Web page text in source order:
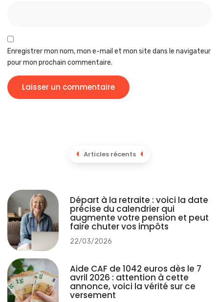
Enregistrer mon nom, mon e-mail et mon site dans le navigateur
pour mon prochain commentaire.
Articles récents
Départ à la retraite : voici la date
précise du calendrier qui
augmente votre pension et peut
faire chuter vos impôts
22/03/2026
Aide CAF de 1042 euros dès le 7
avril 2026 : attention à cette
annonce, voici la vérité sur ce
versement